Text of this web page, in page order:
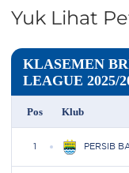
Yuk Lihat